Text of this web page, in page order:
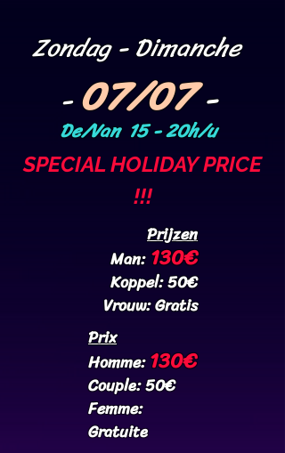
Zondag- Dimanche
-07/07 -
De/Van 15 - 20h/u
SPECIAL HOLIDAY PRICE
!!!
Prijzen
Man: 130€
Koppel: 50€
Vrouw: Gratis
Prix
Homme:130€
Couple: 50€
Femme:
Gratuite